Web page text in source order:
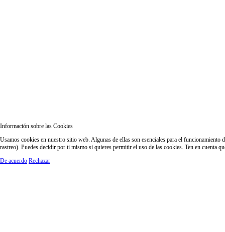
Información sobre las Cookies
Usamos cookies en nuestro sitio web. Algunas de ellas son esenciales para el
rastreo). Puedes decidir por ti mismo si quieres permitir el uso de las cookies. Ten en cuenta
De acuerdo Rechazar